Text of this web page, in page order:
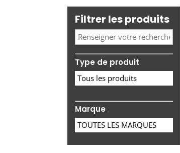
Filtrer les produits
Type de produit
Marque